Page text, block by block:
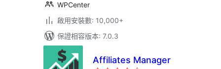
WPCenter
啟用安裝數: 10,000+
保證相容版本: 7.0.3
Affiliates Manager